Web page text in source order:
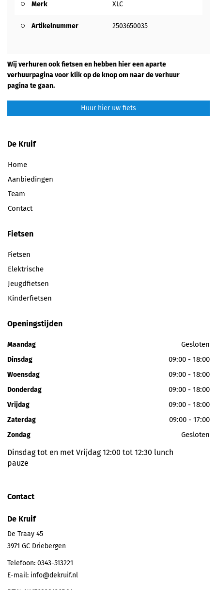
Merk XLC
Artikelnummer 2503650035
Wij verhuren ook fietsen en hebben hier een aparte
verhuurpagina voor klik op de knop om naar de verhuur
pagina te gaan.
Huur hier uw fiets
De Kruif
Home
Aanbiedingen
Team
Contact
Fietsen
Fietsen
Elektrische
Jeugdfietsen
Kinderfietsen
Openingstijden
Maandag Gesloten
Dinsdag 09:00 - 18:00
Woensdag 09:00 - 18:00
Donderdag 09:00 - 18:00
Vrijdag 09:00 - 18:00
Zaterdag 09:00 - 17:00
Zondag Gesloten
Dinsdag tot en met Vrijdag 12:00 tot 12:30 lunch
pauze
Contact
De Kruif
De Traay 45
3971 GC Driebergen
Telefoon: 0343-513221
E-mail: info@dekruif.nl